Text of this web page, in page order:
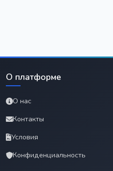
О платформе
О нас
Контакты
Условия
Конфиденциальность